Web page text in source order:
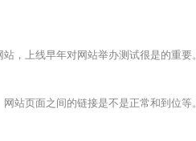
上线早年对网站举办测试很是的重要。
页面之间的链接是不是正常和到位等。